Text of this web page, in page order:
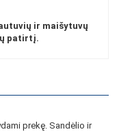
ir maišytuvų
patirtį.
prekę. Sandėlio ir